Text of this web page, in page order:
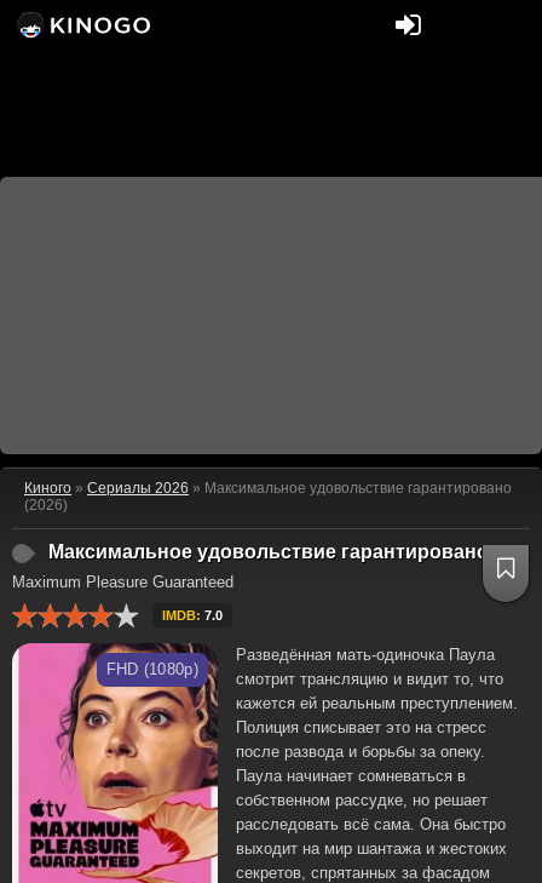
Киного » Сериалы 2026 » Максимальное удовольствие гарантировано
(2026)
Максимальное удовольствие гарантировано
Maximum Pleasure Guaranteed
IMDB: 7.0
FHD (1080p)
Разведённая мать-одиночка Паула
смотрит трансляцию и видит то, что
кажется ей реальным преступлением.
Полиция списывает это на стресс
после развода и борьбы за опеку.
Паула начинает сомневаться в
собственном рассудке, но решает
расследовать всё сама. Она быстро
выходит на мир шантажа и жестоких
секретов, спрятанных за фасадом